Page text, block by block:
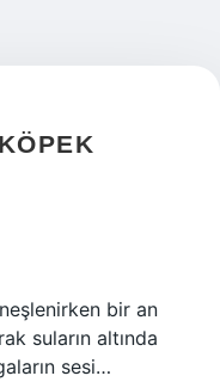
bir an
suların altında
sesi…